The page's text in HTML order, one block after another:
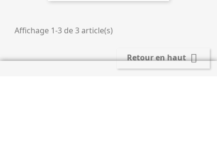
Affichage 1-3 de 3 article(s)
Retour en haut 